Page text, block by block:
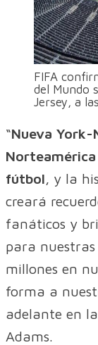
FIFA
del Mundo
Jersey, a
“Nueva York-
fútbol, y la
creará
fanáticos y
para
millones en
forma a
adelante en
Adams.